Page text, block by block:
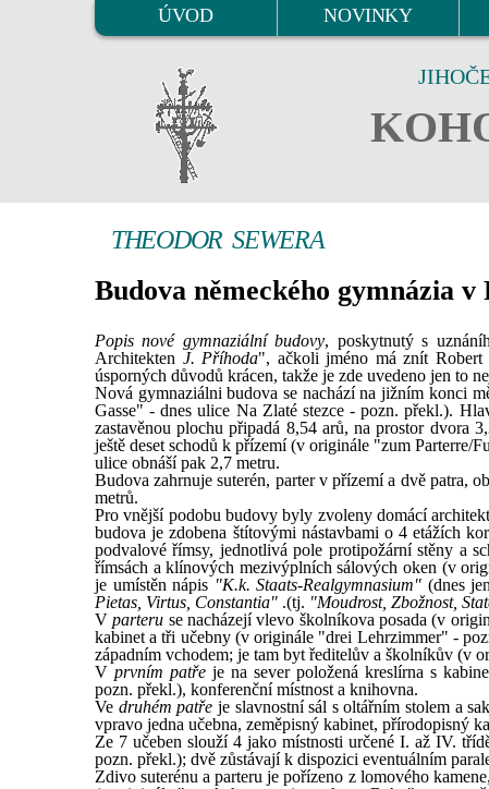
ÚVOD NOVINKY
THEODOR SEWERA
Budova německého gymnázia
Popis nové gymnaziální budovy, poskytnutý s
Architekten J. Příhoda", ačkoli jméno má znít
úsporných důvodů krácen, takže je zde uvedeno jen to
Nová gymnaziálni budova se nachází na jižním konci
Gasse" - dnes ulice Na Zlaté stezce - pozn. překl.).
zastavěnou plochu připadá 8,54 arů, na prostor dvora
ještě deset schodů k přízemí (v originále "zum
ulice obnáší pak 2,7 metru.
Budova zahrnuje suterén, parter v přízemí a dvě patra,
metrů.
Pro vnější podobu budovy byly zvoleny domácí
budova je zdobena štítovými nástavbami o 4 etážích
podvalové římsy, jednotlivá pole protipožární stěny a
římsách a klínových mezivýplních sálových oken (v
je umístěn nápis "K.k. Staats-Realgymnasium" (dnes
Pietas, Virtus, Constantia" .(tj. "Moudrost, Zbožnost,
Vparteru se nacházejí vlevo školníkova posada (v
kabinet a tři učebny (v originále "drei Lehrzimmer" -
západním vchodem; je tam byt ředitelův a školníkův (v
V prvním patře je na sever položená kreslírna s
pozn. překl.), konferenční místnost a knihovna.
Ve druhém patře je slavnostní sál s oltářním stolem a
vpravo jedna učebna, zeměpisný kabinet, přírodopisný
Ze 7 učeben slouží 4 jako místnosti určené I. až IV.
pozn. překl.); dvě zůstávají k dispozici eventuálním
Zdivo suterénu a parteru je pořízeno z lomového